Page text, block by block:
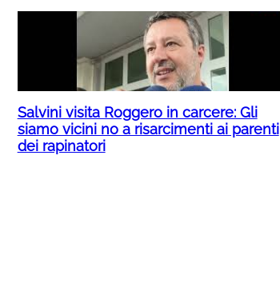
Salvini visita Roggero in carcere: Gli
siamo vicini no a risarcimenti ai parenti
dei rapinatori